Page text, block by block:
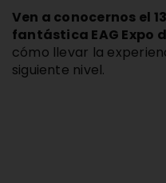
Ven a conocernos el
fantástica EAG Expo
cómo llevar la
siguiente nivel.